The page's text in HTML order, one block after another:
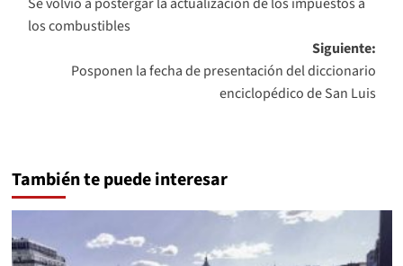
de
entradas
Se volvió a postergar la actualización de los impuestos a
los combustibles
Siguiente:
Posponen la fecha de presentación del diccionario
enciclopédico de San Luis
También te puede interesar